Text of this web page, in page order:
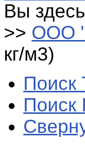
Вы
>> ООО
кг/м3)
Поиск
Поиск